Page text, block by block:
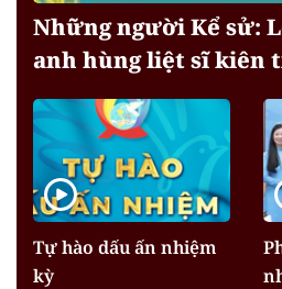
Những người Kể sử:
anh hùng liệt sĩ kiên
Tự hào dấu ấn nhiệm
kỳ